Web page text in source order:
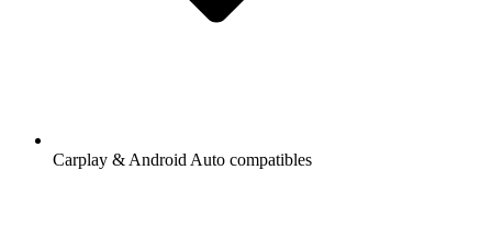
Carplay & Android Auto compatibles